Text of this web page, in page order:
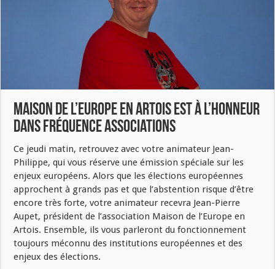
Maison De L’Europe En Artois est à l’honneur
dans Fréquence Associations
Ce jeudi matin, retrouvez avec votre animateur Jean-
Philippe, qui vous réserve une émission spéciale sur les
enjeux européens. Alors que les élections européennes
approchent à grands pas et que l’abstention risque d’être
encore très forte, votre animateur recevra Jean-Pierre
Aupet, président de l’association Maison de l’Europe en
Artois. Ensemble, ils vous parleront du fonctionnement
toujours méconnu des institutions européennes et des
enjeux des élections.